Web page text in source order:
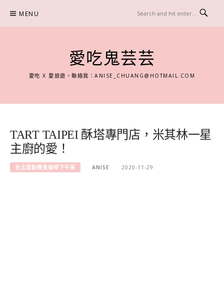
content
MENU
愛吃鬼芸芸
愛吃 X 愛旅遊。聯絡我：ANISE_CHUANG@HOTMAIL.COM
TART TAIPEI 酥塔專門店，米其林一星
主廚的愛！
台北甜點輕食咖啡下午茶 ANISE 2020-11-29